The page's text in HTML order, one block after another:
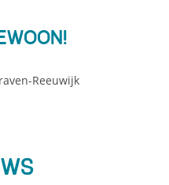
Reeuwijk